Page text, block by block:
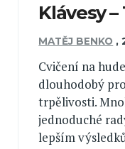
Klávesy –
MATĚJ BENKO ,
Cvičení na
dlouhodobý
trpělivosti.
jednoduché
lepším